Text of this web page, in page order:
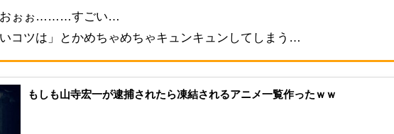
おぉぉ………すごい…
いコツは」とかめちゃめちゃキュンキュンしてしまう…
もしも山寺宏一が逮捕されたら凍結されるアニメ一覧作ったｗｗ